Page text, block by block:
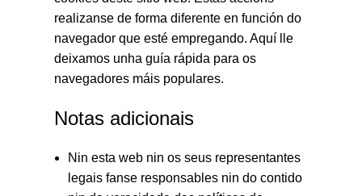
realizanse de forma diferente en función do
navegador que esté empregando. Aquí lle
deixamos unha guía rápida para os
navegadores máis populares.
Notas adicionais
Nin esta web nin os seus representantes
legais fanse responsables nin do contido